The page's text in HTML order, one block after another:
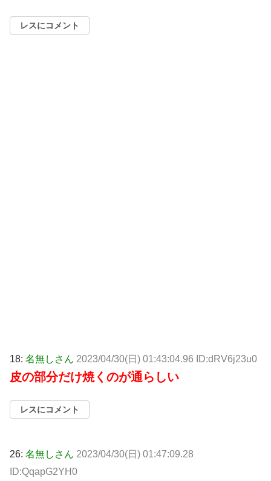
レスにコメント
18: 名無しさん 2023/04/30(日) 01:43:04.96 ID:dRV6j23u0
皮の部分だけ焼くのが通らしい
レスにコメント
26: 名無しさん 2023/04/30(日) 01:47:09.28
ID:QqapG2YH0